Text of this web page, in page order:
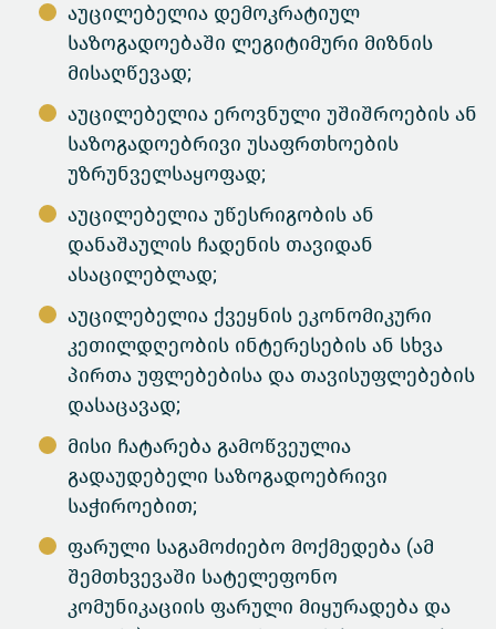
აუცილებელია დემოკრატიულ
საზოგადოებაში ლეგიტიმური მიზნის
მისაღწევად;
აუცილებელია ეროვნული უშიშროების ან
საზოგადოებრივი უსაფრთხოების
უზრუნველსაყოფად;
აუცილებელია უწესრიგობის ან
დანაშაულის ჩადენის თავიდან
ასაცილებლად;
აუცილებელია ქვეყნის ეკონომიკური
კეთილდღეობის ინტერესების ან სხვა
პირთა უფლებებისა და თავისუფლებების
დასაცავად;
მისი ჩატარება გამოწვეულია
გადაუდებელი საზოგადოებრივი
საჭიროებით;
ფარული საგამოძიებო მოქმედება (ამ
შემთხვევაში სატელეფონო
კომუნიკაციის ფარული მიყურადება და